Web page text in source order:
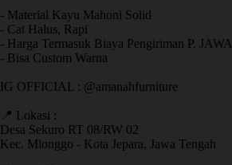
- Material Kayu Mahoni Solid
- Cat Halus, Rapi
- Harga Termasuk Biaya Pengiriman P. JAWA
- Bisa Custom Warna
IG OFFICIAL : @amanahfurniture
📍 Lokasi :
Desa Sekuro RT 08/RW 02
Kec. Mlonggo - Kota Jepara, Jawa Tengah